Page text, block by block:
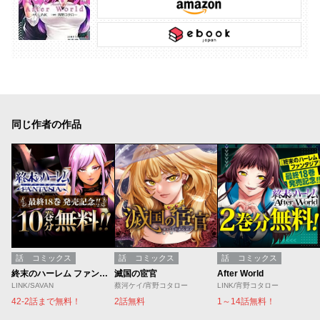
同じ作者の作品
話 コミックス
終末のハーレム ファンタジア
LINK/SAVAN
42-2話まで無料！
話 コミックス
滅国の宦官
蔡河ケイ/宵野コタロー
2話無料
話 コミックス
After World
LINK/宵野コタロー
1～14話無料！